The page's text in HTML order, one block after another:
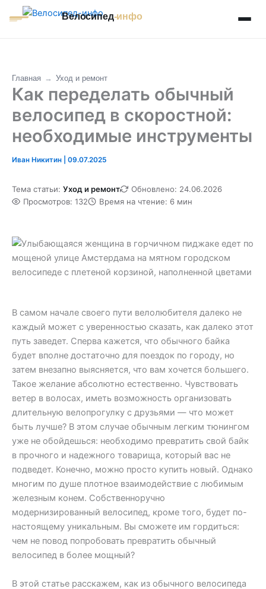
Перейти
Велосипед-инфо
Главная → Уход и ремонт
Как переделать обычный
велосипед в скоростной:
необходимые инструменты
Иван Никитин 09.07.2025
Тема статьи: Уход и ремонт
Обновлено: 24.06.2026
Просмотров: 132
Время на чтение: 6 мин
В самом начале своего пути велолюбителя далеко не
каждый может с уверенностью сказать, как далеко этот
путь заведет. Сперва кажется, что обычного байка
будет вполне достаточно для поездок по городу, но
затем внезапно выясняется, что вам хочется большего.
Такое желание абсолютно естественно. Чувствовать
ветер в волосах, иметь возможность организовать
длительную велопрогулку с друзьями — что может
быть лучше? В этом случае обычным легким тюнингом
уже не обойдешься: необходимо превратить свой байк
в прочного и надежного товарища, который вас не
подведет. Конечно, можно просто купить новый. Однако
многим по душе плотное взаимодействие с любимым
железным конем. Собственноручно
модернизированный велосипед, кроме того, будет по-
настоящему уникальным. Вы сможете им гордиться:
чем не повод попробовать превратить обычный
велосипед в более мощный?
В этой статье расскажем, как из обычного велосипеда